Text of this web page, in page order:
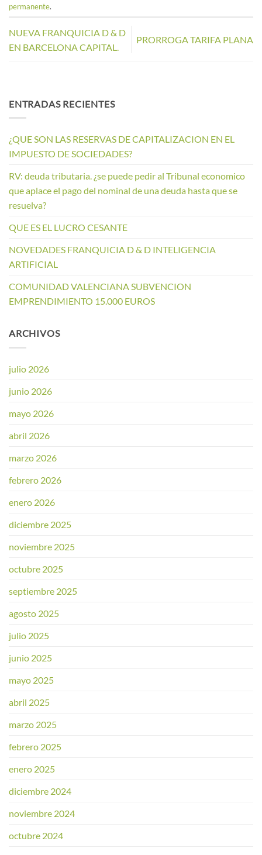
permanente.
NUEVA FRANQUICIA D & D
EN BARCELONA CAPITAL.
PRORROGA TARIFA PLANA
ENTRADAS RECIENTES
¿QUE SON LAS RESERVAS DE CAPITALIZACION EN EL
IMPUESTO DE SOCIEDADES?
RV: deuda tributaria. ¿se puede pedir al Tribunal economico
que aplace el pago del nominal de una deuda hasta que se
resuelva?
QUE ES EL LUCRO CESANTE
NOVEDADES FRANQUICIA D & D INTELIGENCIA
ARTIFICIAL
COMUNIDAD VALENCIANA SUBVENCION
EMPRENDIMIENTO 15.000 EUROS
ARCHIVOS
julio 2026
junio 2026
mayo 2026
abril 2026
marzo 2026
febrero 2026
enero 2026
diciembre 2025
noviembre 2025
octubre 2025
septiembre 2025
agosto 2025
julio 2025
junio 2025
mayo 2025
abril 2025
marzo 2025
febrero 2025
enero 2025
diciembre 2024
noviembre 2024
octubre 2024